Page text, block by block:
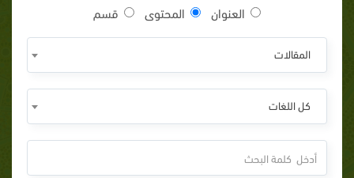
العنوان المحتوى قسم
المقالات
كل اللغات